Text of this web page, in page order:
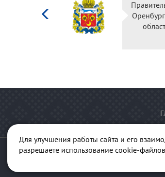
Для улучшения работы сайта и его
разрешаете использование cookie-